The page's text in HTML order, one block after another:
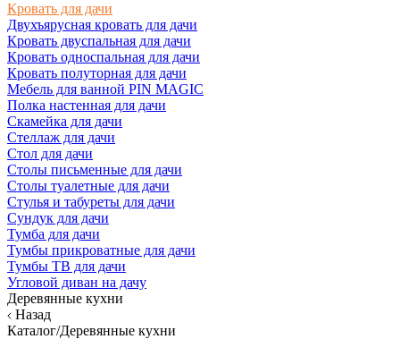
Кровать для дачи
Двухъярусная кровать для дачи
Кровать двуспальная для дачи
Кровать односпальная для дачи
Кровать полуторная для дачи
Мебель для ванной PIN MAGIC
Полка настенная для дачи
Скамейка для дачи
Стеллаж для дачи
Стол для дачи
Столы письменные для дачи
Столы туалетные для дачи
Стулья и табуреты для дачи
Сундук для дачи
Тумба для дачи
Тумбы прикроватные для дачи
Тумбы ТВ для дачи
Угловой диван на дачу
Деревянные кухни
Назад
Каталог/Деревянные кухни